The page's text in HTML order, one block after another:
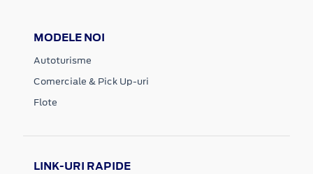
MODELE NOI
Autoturisme
Comerciale & Pick Up-uri
Flote
LINK-URI RAPIDE